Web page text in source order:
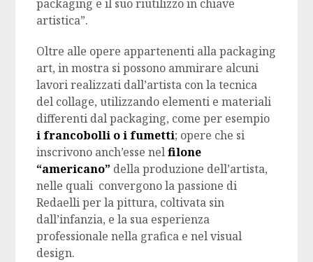
packaging e il suo riutilizzo in chiave
artistica”.
Oltre alle opere appartenenti alla packaging
art, in mostra si possono ammirare alcuni
lavori realizzati dall’artista con la tecnica
del collage, utilizzando elementi e materiali
differenti dal packaging, come per esempio
i francobolli o i fumetti; opere che si
inscrivono anch’esse nelfilone
“americano” della produzione dell’artista,
nelle quali convergono la passione di
Redaelli per la pittura, coltivata sin
dall’infanzia, e la sua esperienza
professionale nella grafica e nel visual
design.